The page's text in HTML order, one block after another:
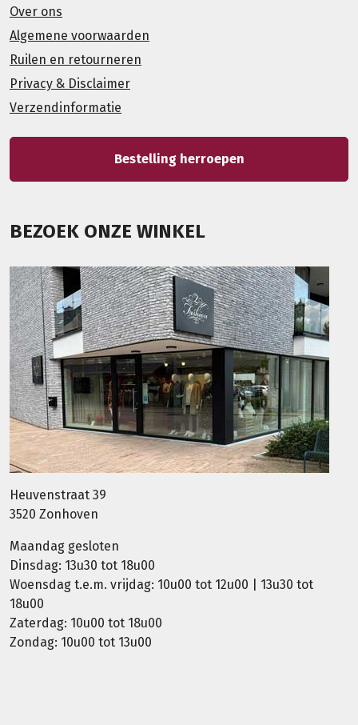
Over ons
Algemene voorwaarden
Ruilen en retourneren
Privacy & Disclaimer
Verzendinformatie
Bestelling herroepen
BEZOEK ONZE WINKEL
Heuvenstraat 39
3520 Zonhoven
Maandag gesloten
Dinsdag: 13u30 tot 18u00
Woensdag t.e.m. vrijdag: 10u00 tot 12u00 | 13u30 tot
18u00
Zaterdag: 10u00 tot 18u00
Zondag: 10u00 tot 13u00